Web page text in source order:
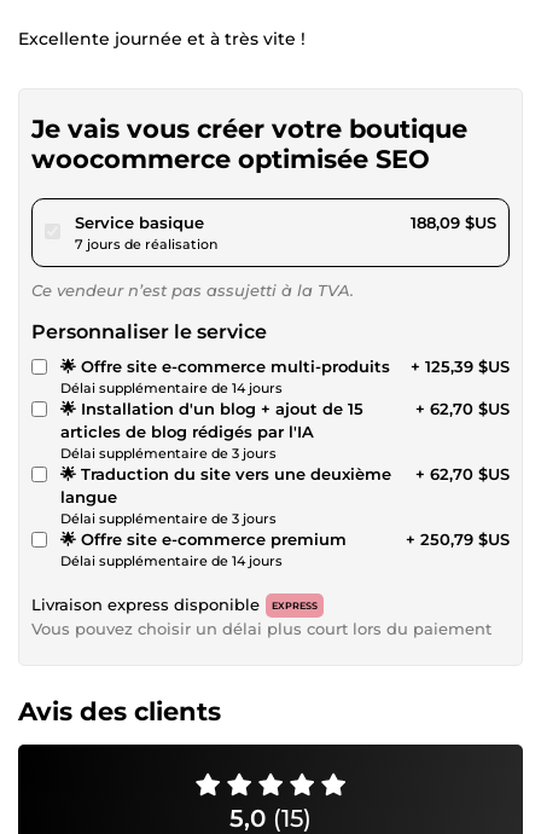
Excellente journée et à très vite !
Je vais vous créer votre boutique
woocommerce optimisée SEO
Service basiquepour 173,36 $US
7 jours de réalisation
188,09 $US
Ce vendeur n’est pas assujetti à la TVA.
Personnaliser le service
🌟 Offre site e-commerce multi-produits
Délai supplémentaire de 14 jours
+ 125,39 $US
🌟 Installation d'un blog + ajout de 15
articles de blog rédigés par l'IA
Délai supplémentaire de 3 jours
+ 62,70 $US
🌟 Traduction du site vers une deuxième
langue
Délai supplémentaire de 3 jours
+ 62,70 $US
🌟 Offre site e-commerce premium
Délai supplémentaire de 14 jours
+ 250,79 $US
Livraison express disponible EXPRESS
Vous pouvez choisir un délai plus court lors du paiement
Avis des clients
5,0 (15)